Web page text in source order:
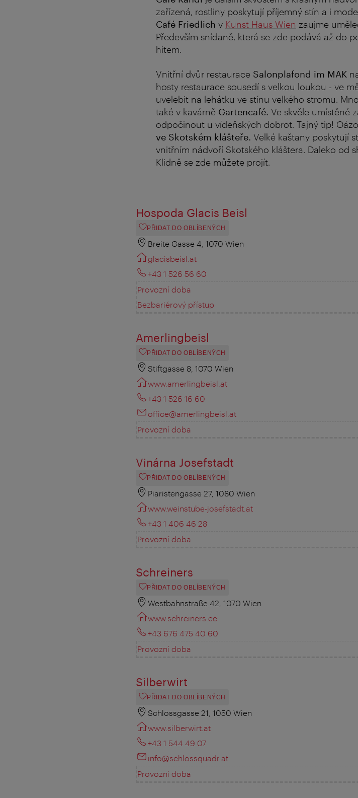
zařízená, rostliny poskytují příjemný stín a i
Café Friedlich v Kunst Haus Wien zaujme
Především snídaně, která se zde podává až do
hitem.
Vnitřní dvůr restaurace Salonplafond im MAK
hosty restaurace sousedí s velkou loukou - ve
uvelebit na lehátku ve stínu velkého stromu.
také v kavárně Gartencafé. Ve skvěle umístěné
odpočinout u vídeňských dobrot. Tajný tip!
ve Skotském klášteře. Velké kaštany poskytují
vnitřním nádvoří Skotského kláštera. Daleko od
Klidně se zde můžete projít.
Hospoda Glacis Beisl
PŘIDAT DO OBLÍBENÝCH
Breite Gasse 4, 1070 Wien
glacisbeisl.at
+43 1 526 56 60
Provozní doba
Bezbariérový přístup
Amerlingbeisl
PŘIDAT DO OBLÍBENÝCH
Stiftgasse 8, 1070 Wien
www.amerlingbeisl.at
+43 1 526 16 60
office@amerlingbeisl.at
Provozní doba
Vinárna Josefstadt
PŘIDAT DO OBLÍBENÝCH
Piaristengasse 27, 1080 Wien
www.weinstube-josefstadt.at
+43 1 406 46 28
Provozní doba
Schreiners
PŘIDAT DO OBLÍBENÝCH
Westbahnstraße 42, 1070 Wien
www.schreiners.cc
+43 676 475 40 60
Provozní doba
Silberwirt
PŘIDAT DO OBLÍBENÝCH
Schlossgasse 21, 1050 Wien
www.silberwirt.at
+43 1 544 49 07
info@schlossquadr.at
Provozní doba